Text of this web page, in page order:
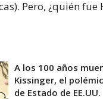
Pero, ¿quién fue
A los 100 años
Kissinger, el
de Estado de EE.UU.